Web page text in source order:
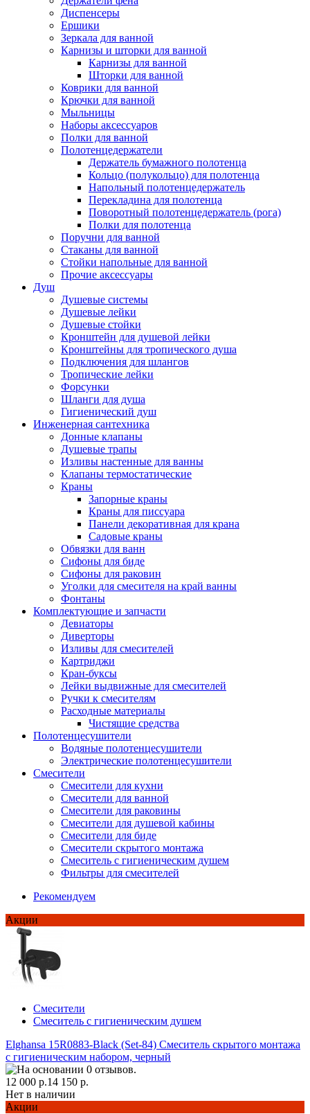
Диспенсеры
Ершики
Зеркала для ванной
Карнизы и шторки для ванной
Карнизы для ванной
Шторки для ванной
Коврики для ванной
Крючки для ванной
Мыльницы
Наборы аксессуаров
Полки для ванной
Полотенцедержатели
Держатель бумажного полотенца
Кольцо (полукольцо) для полотенца
Напольный полотенцедержатель
Перекладина для полотенца
Поворотный полотенцедержатель (рога)
Полки для полотенца
Поручни для ванной
Стаканы для ванной
Стойки напольные для ванной
Прочие аксессуары
Душ
Душевые системы
Душевые лейки
Душевые стойки
Кронштейн для душевой лейки
Кронштейны для тропического душа
Подключения для шлангов
Тропические лейки
Форсунки
Шланги для душа
Гигиенический душ
Инженерная сантехника
Донные клапаны
Душевые трапы
Изливы настенные для ванны
Клапаны термостатические
Краны
Запорные краны
Краны для писсуара
Панели декоративная для крана
Садовые краны
Обвязки для ванн
Сифоны для биде
Сифоны для раковин
Уголки для смесителя на край ванны
Фонтаны
Комплектующие и запчасти
Девиаторы
Диверторы
Изливы для смесителей
Картриджи
Кран-буксы
Лейки выдвижные для смесителей
Ручки к смесителям
Расходные материалы
Чистящие средства
Полотенцесушители
Водяные полотенцесушители
Электрические полотенцесушители
Смесители
Смесители для кухни
Смесители для ванной
Смесители для раковины
Смесители для душевой кабины
Смесители для биде
Смесители скрытого монтажа
Смеситель с гигиеническим душем
Фильтры для смесителей
Рекомендуем
Акции
Смесители
Смеситель с гигиеническим душем
Elghansa 15R0883-Black (Set-84) Смеситель скрытого монтажа
с гигиеническим набором, черный
12 000 р.14 150 р.
Нет в наличии
Акции